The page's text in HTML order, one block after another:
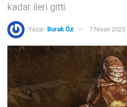
kadar ileri gitti.
Yazar: Burak Öz 7 Nisan 2023